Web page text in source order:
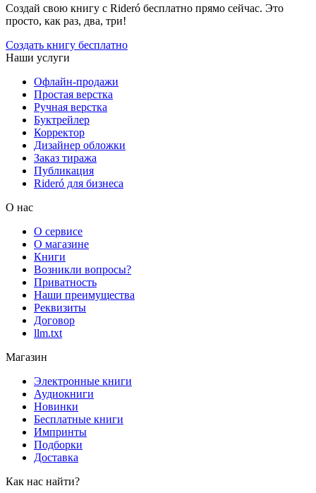
Создай свою книгу с Rideró бесплатно прямо сейчас. Это
просто, как раз, два, три!
Создать книгу бесплатно
Наши услуги
Офлайн-продажи
Простая верстка
Ручная верстка
Буктрейлер
Корректор
Дизайнер обложки
Заказ тиража
Публикация
Rideró для бизнеса
О нас
О сервисе
О магазине
Книги
Возникли вопросы?
Приватность
Наши преимущества
Реквизиты
Договор
llm.txt
Магазин
Электронные книги
Аудиокниги
Новинки
Бесплатные книги
Импринты
Подборки
Доставка
Как нас найти?